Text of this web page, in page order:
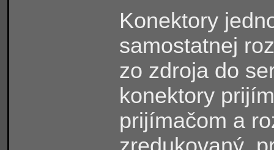
Konektory
samostatnej
zo zdroja do
konektory
prijímačom a